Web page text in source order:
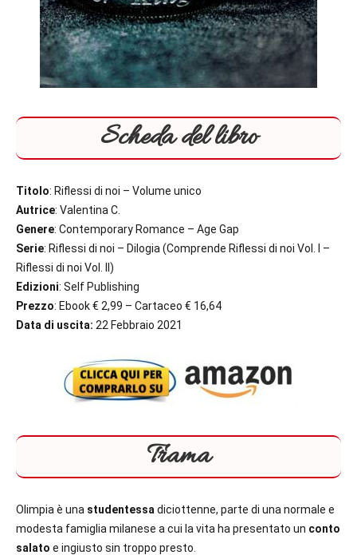
Scheda del libro
Titolo: Riflessi di noi – Volume unico
Autrice: Valentina C.
Genere: Contemporary Romance – Age Gap
Serie: Riflessi di noi – Dilogia (Comprende Riflessi di noi Vol. I –
Riflessi di noi Vol. II)
Edizioni: Self Publishing
Prezzo: Ebook € 2,99 – Cartaceo € 16,64
Data di uscita: 22 Febbraio 2021
Trama
Olimpia è una studentessa diciottenne, parte di una normale e
modesta famiglia milanese a cui la vita ha presentato un conto
salato e ingiusto sin troppo presto.